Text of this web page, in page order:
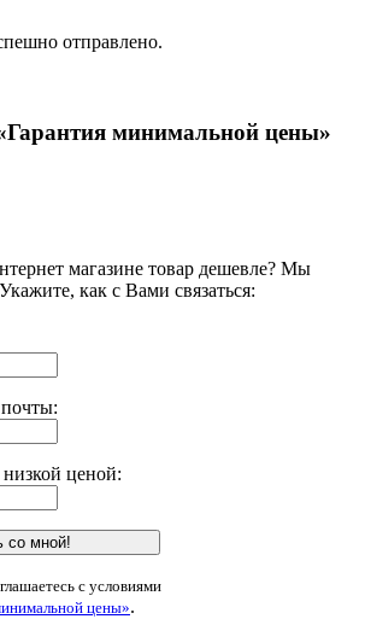
отправлено.
минимальной цены»
магазине товар дешевле? Мы
как с Вами связаться:
низкой ценой:
со мной!
с условиями
цены».